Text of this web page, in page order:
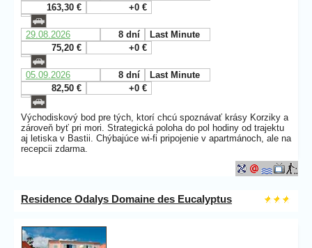
163,30 €
+0 €
29.08.2026 8 dní
Last Minute
75,20 €
+0 €
05.09.2026 8 dní
Last Minute
82,50 €
+0 €
Východiskový bod pre tých, ktorí chcú spoznávať krásy Korziky a
zároveň byť pri mori. Strategická poloha do pol hodiny od trajektu
aj letiska v Bastii. Chýbajúce wi-fi pripojenie v apartmánoch, ale na
recepcii zdarma.
Residence Odalys Domaine des Eucalyptus